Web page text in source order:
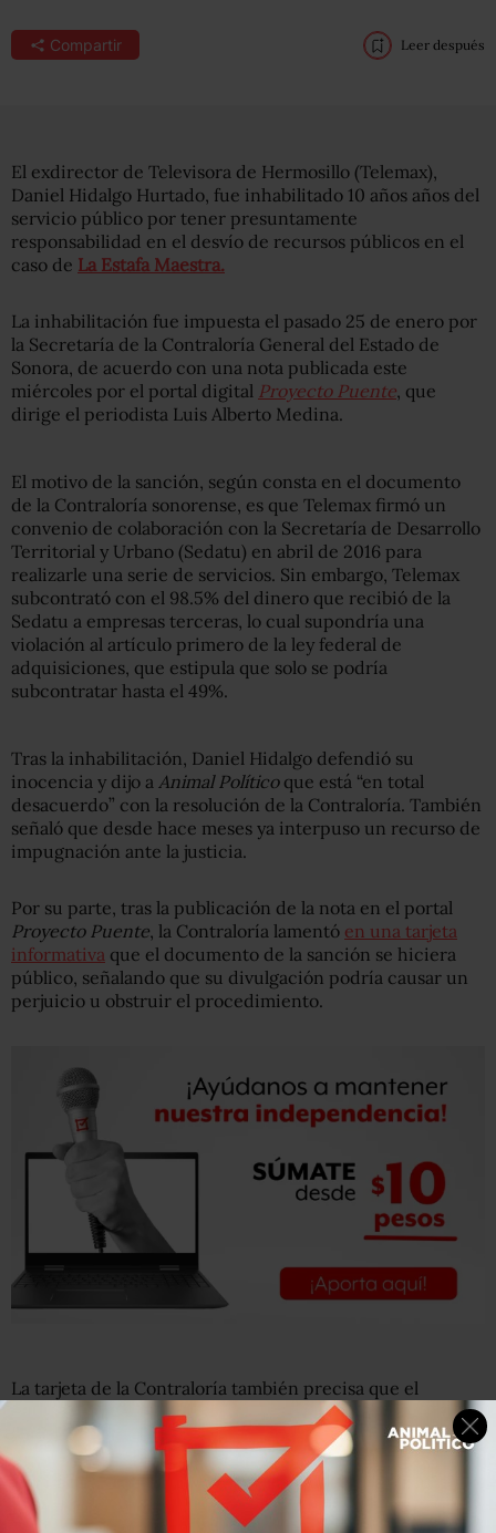
Compartir Leer después
El exdirector de Televisora de Hermosillo (Telemax),
Daniel Hidalgo Hurtado, fue inhabilitado 10 años años del
servicio público por tener presuntamente
responsabilidad en el desvío de recursos públicos en el
caso de La Estafa Maestra.
La inhabilitación fue impuesta el pasado 25 de enero por
la Secretaría de la Contraloría General del Estado de
Sonora, de acuerdo con una nota publicada este
miércoles por el portal digital Proyecto Puente, que
dirige el periodista Luis Alberto Medina.
El motivo de la sanción, según consta en el documento
de la Contraloría sonorense, es que Telemax firmó un
convenio de colaboración con la Secretaría de Desarrollo
Territorial y Urbano (Sedatu) en abril de 2016 para
realizarle una serie de servicios. Sin embargo, Telemax
subcontrató con el 98.5% del dinero que recibió de la
Sedatu a empresas terceras, lo cual supondría una
violación al artículo primero de la ley federal de
adquisiciones, que estipula que solo se podría
subcontratar hasta el 49%.
Tras la inhabilitación, Daniel Hidalgo defendió su
inocencia y dijo a Animal Políticoque está “en total
desacuerdo” con la resolución de la Contraloría. También
señaló que desde hace meses ya interpuso un recurso de
impugnación ante la justicia.
Por su parte, tras la publicación de la nota en el portal
Proyecto Puente, la Contraloría lamentó en una tarjeta
informativa que el documento de la sanción se hiciera
público, señalando que su divulgación podría causar un
perjuicio u obstruir el procedimiento.
La tarjeta de la Contraloría también precisa que el
exdirector de Telemax puede impugnar el proceso -
como ya hizo-, y que el exfuncionario aún tendría como
última instancia el derecho de acudir a ampararse ante
los Tribunales Federales.